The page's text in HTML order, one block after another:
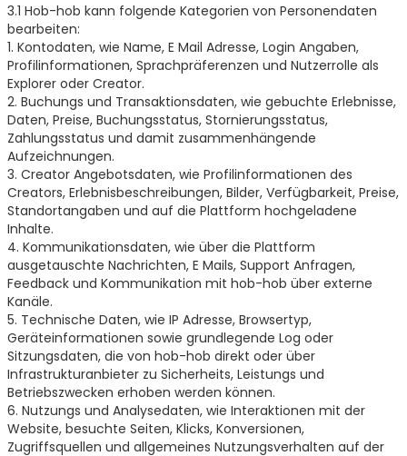
3.1 Hob-hob kann folgende Kategorien von Personendaten
bearbeiten:
1. Kontodaten, wie Name, E Mail Adresse, Login Angaben,
Profilinformationen, Sprachpräferenzen und Nutzerrolle als
Explorer oder Creator.
2. Buchungs und Transaktionsdaten, wie gebuchte Erlebnisse,
Daten, Preise, Buchungsstatus, Stornierungsstatus,
Zahlungsstatus und damit zusammenhängende
Aufzeichnungen.
3. Creator Angebotsdaten, wie Profilinformationen des
Creators, Erlebnisbeschreibungen, Bilder, Verfügbarkeit, Preise,
Standortangaben und auf die Plattform hochgeladene
Inhalte.
4. Kommunikationsdaten, wie über die Plattform
ausgetauschte Nachrichten, E Mails, Support Anfragen,
Feedback und Kommunikation mit hob-hob über externe
Kanäle.
5. Technische Daten, wie IP Adresse, Browsertyp,
Geräteinformationen sowie grundlegende Log oder
Sitzungsdaten, die von hob-hob direkt oder über
Infrastrukturanbieter zu Sicherheits, Leistungs und
Betriebszwecken erhoben werden können.
6. Nutzungs und Analysedaten, wie Interaktionen mit der
Website, besuchte Seiten, Klicks, Konversionen,
Zugriffsquellen und allgemeines Nutzungsverhalten auf der